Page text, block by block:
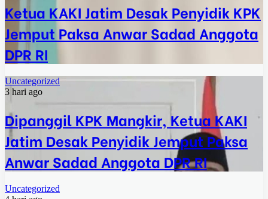
Ketua KAKI Jatim Desak Penyidik KPK
Jemput Paksa Anwar Sadad Anggota
DPR RI
Uncategorized
3 hari ago
Dipanggil KPK Mangkir, Ketua KAKI
Jatim Desak Penyidik Jemput Paksa
Anwar Sadad Anggota DPR RI
Uncategorized